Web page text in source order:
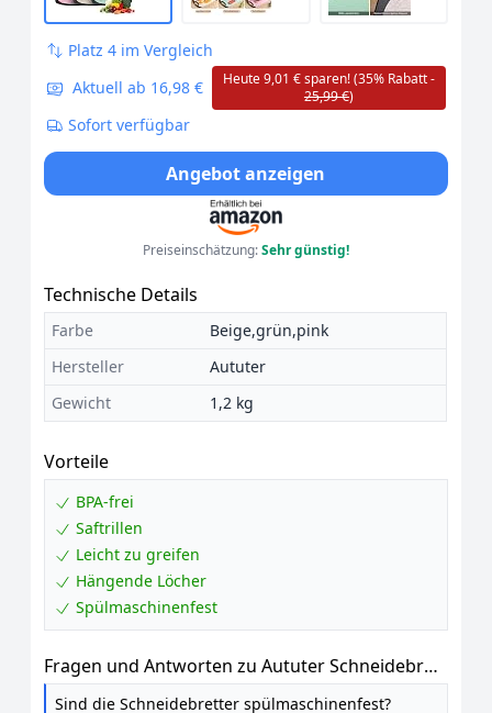
Platz 4 im Vergleich
Aktuell ab 16,98 €
Heute 9,01 € sparen! (35% Rabatt -
25,99 €)
Sofort verfügbar
Angebot anzeigen
Preiseinschätzung:Sehr günstig!
Technische Details
Farbe
Beige,grün,pink
Hersteller
Aututer
Gewicht
1,2 kg
Vorteile
BPA-frei
Saftrillen
Leicht zu greifen
Hängende Löcher
Spülmaschinenfest
Fragen und Antworten zu Aututer Schneidebrett
Set 3er Weizenstroh Saftrille spülmaschinenfest
Sind die Schneidebretter spülmaschinenfest?